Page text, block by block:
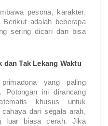
pesona, karakter,
adalah beberapa
sering dicari dan bisa
Tak Lekang Waktu
yang paling
Potongan ini dirancang
khusus untuk
dari segala arah,
luar biasa cerah. Jika